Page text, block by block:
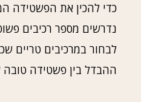
כדי להכין את הפשטידה
נדרשים מספר רכיבים
לבחור במרכיבים טריים
ההבדל בין פשטידה טובה